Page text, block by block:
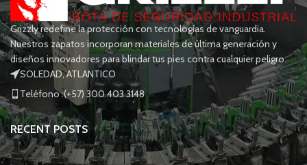
Grizzly redefine la protección con tecnologías de vanguardia.
Nuestros zapatos incorporan materiales de última generación y
diseños innovadores para blindar tus pies contra cualquier peligro.
SOLEDAD, ATLANTICO
Teléfono :(+57) 300 403 3148
RECENT POSTS